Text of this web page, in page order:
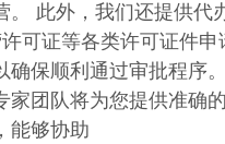
此外，我们还提供
可证等各类许可证件
保顺利通过审批程序
团队将为您提供准确
能够协助